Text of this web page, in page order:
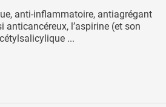
anti-inflammatoire, antiagrégant
l’aspirine (et son
...